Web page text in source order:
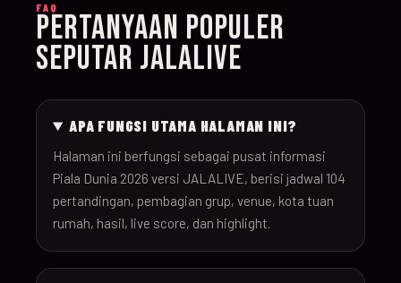
26
023
17-Jun-
12:00
17-Jun-
26
18-Jun-
26
12:00
18-Jun-
Switzerland v
FAQ
PERTANYAAN POPULER
SEPUTAR JALALIVE
APA FUNGSI UTAMA HALAMAN INI?
Halaman ini berfungsi sebagai pusat informasi
Piala Dunia 2026 versi JALALIVE, berisi jadwal 104
pertandingan, pembagian grup, venue, kota tuan
rumah, hasil, live score, dan highlight.